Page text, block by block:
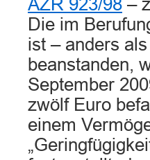
AZR 923/98 –
Die im
ist – anders
beanstanden,
September
zwölf Euro
einem